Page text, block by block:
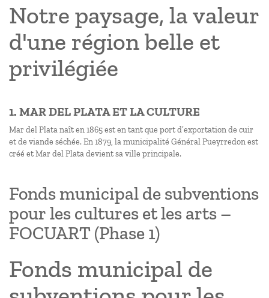
Notre paysage, la valeur
d'une région belle et
privilégiée
1. MAR DEL PLATA ET LA CULTURE
Mar del Plata naît en 1865 est en tant que port d’exportation de cuir
et de viande séchée. En 1879, la municipalité Général Pueyrredon est
créé et Mar del Plata devient sa ville principale.
Fonds municipal de subventions
pour les cultures et les arts –
FOCUART (Phase 1)
Fonds municipal de